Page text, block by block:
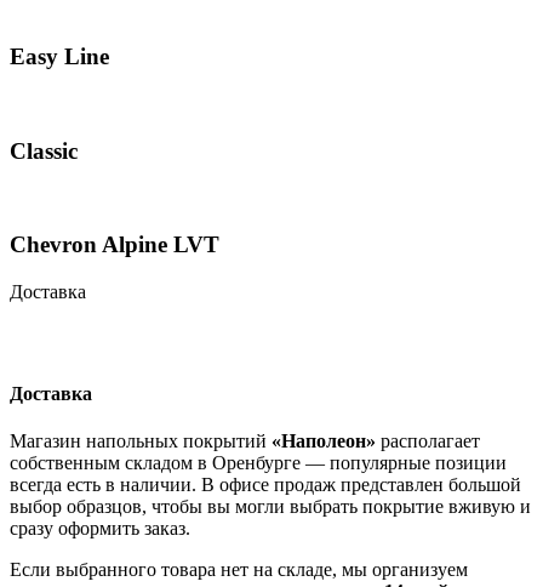
Easy Line
Classic
Chevron Alpine LVT
Доставка
Доставка
Магазин напольных покрытий «Наполеон» располагает
собственным складом в Оренбурге — популярные позиции
всегда есть в наличии. В офисе продаж представлен большой
выбор образцов, чтобы вы могли выбрать покрытие вживую и
сразу оформить заказ.
Если выбранного товара нет на складе, мы организуем